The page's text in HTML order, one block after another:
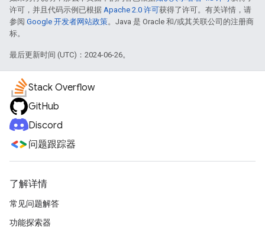
许可，并且代码示例已根据 Apache 2.0 许可获得了许可。有关详情，请
参阅 Google 开发者网站政策。Java 是 Oracle 和/或其关联公司的注册商
标。
最后更新时间 (UTC)：2024-06-26。
Stack Overflow
GitHub
Discord
问题跟踪器
了解详情
常见问题解答
功能探索器